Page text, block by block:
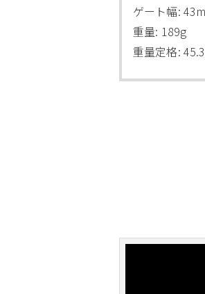
ゲート幅:
重量: 189g
重量定格: